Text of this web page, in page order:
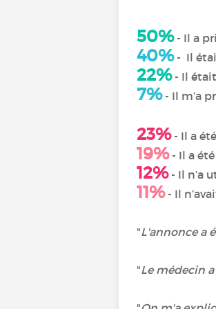
50%- Il a
40%- Il
22%- Il
7%- Il m’a
23%- Il a
19%- Il a
12%- Il n’a
11%- Il
"L'annonce a
"Le médecin